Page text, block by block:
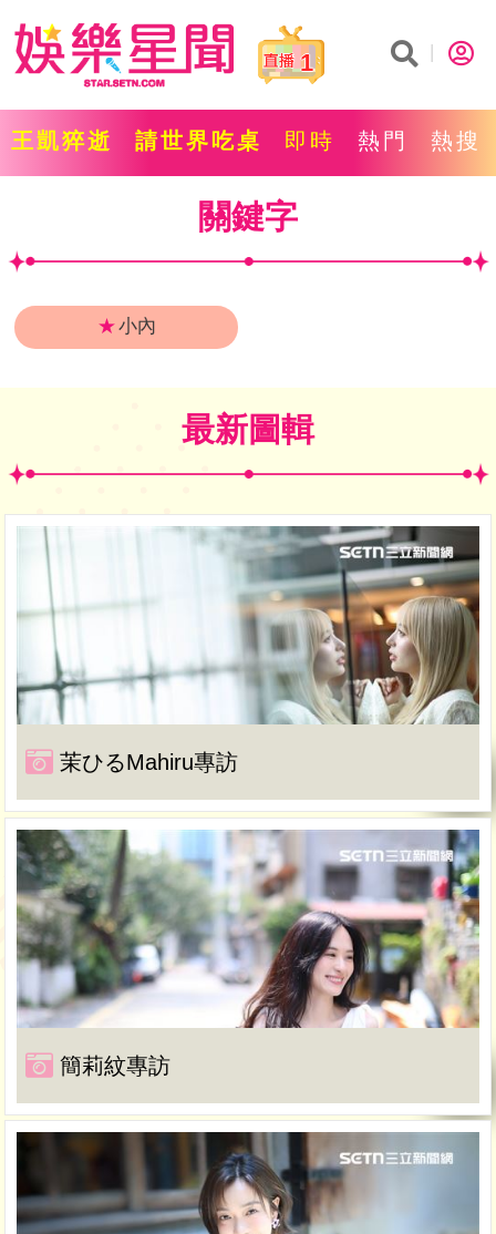
1
王凱猝逝 請世界吃桌 即時 熱門 熱搜
關鍵字
★小內
最新圖輯
茉ひるMahiru專訪
簡莉紋專訪